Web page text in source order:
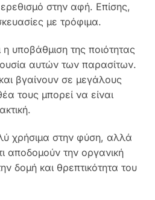
στην αφή. Επίσης,
με τρόφιμα.
η υποβάθμιση της ποιότητας
αυτών των παρασίτων.
βγαίνουν σε μεγάλους
τους μπορεί να είναι
χρήσιμα στην φύση, αλλά
αποδομούν την οργανική
δομή και θρεπτικότητα του